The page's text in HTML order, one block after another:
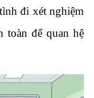
đi xét nghiệm
toàn để quan hệ